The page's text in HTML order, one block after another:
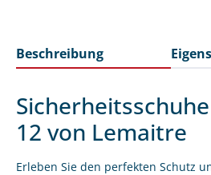
Beschreibung
12 von Lemaitre
Erleben Sie den perfekten Schutz